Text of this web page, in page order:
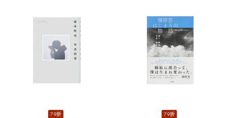
79折 79折